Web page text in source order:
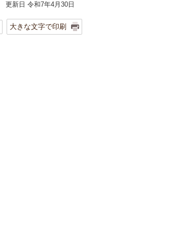
更新日 令和7年4月30日
大きな文字で印刷